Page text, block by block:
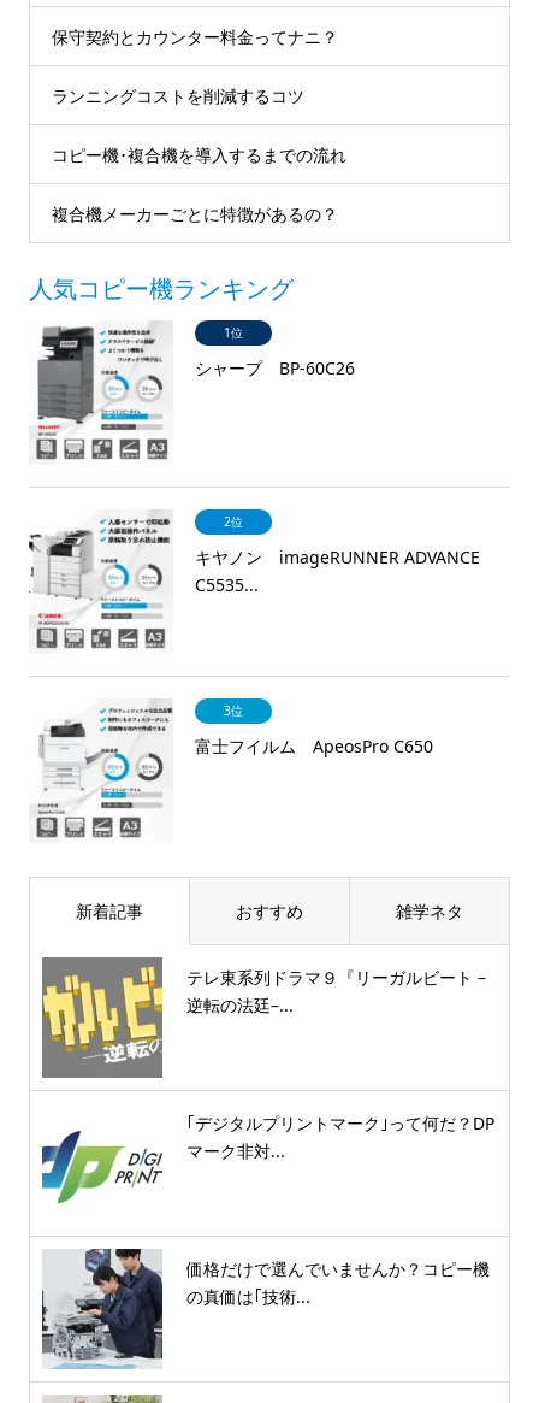
保守契約とカウンター料金ってナニ？
ランニングコストを削減するコツ
コピー機･複合機を導入するまでの流れ
複合機メーカーごとに特徴があるの？
人気コピー機ランキング
1位
シャープ BP-60C26
2位
キヤノン imageRUNNER ADVANCE
C5535...
3位
富士フイルム ApeosPro C650
新着記事 おすすめ 雑学ネタ
テレ東系列ドラマ９『リーガルビート –
逆転の法廷–...
｢デジタルプリントマーク｣って何だ？DP
マーク非対...
価格だけで選んでいませんか？コピー機
の真価は｢技術...